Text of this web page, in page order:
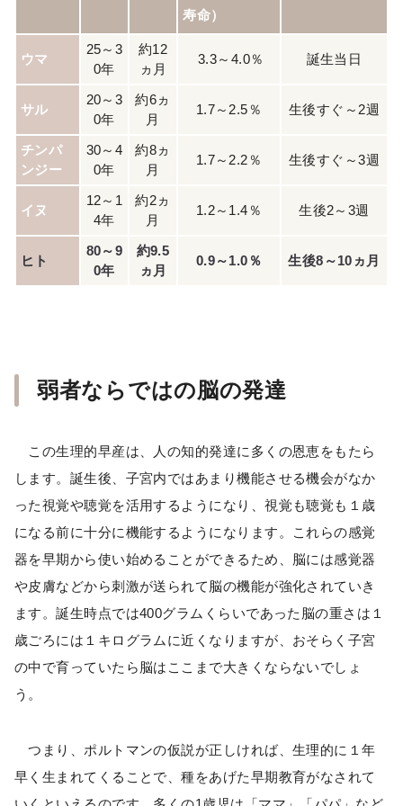
寿命）
ウマ
25～3
0年
約12
ヵ月
3.3～4.0％ 誕生当日
サル
20～3
0年
約6ヵ
月
1.7～2.5％ 生後すぐ～2週
チンパ
ンジー
30～4
0年
約8ヵ
月
1.7～2.2％ 生後すぐ～3週
イヌ
12～1
4年
約2ヵ
月
1.2～1.4％ 生後2～3週
ヒト
80～9
0年
約9.5
ヵ月
0.9～1.0％ 生後8～10ヵ月
弱者ならではの脳の発達
この生理的早産は、人の知的発達に多くの恩恵をもたら
します。誕生後、子宮内ではあまり機能させる機会がなか
った視覚や聴覚を活用するようになり、視覚も聴覚も１歳
になる前に十分に機能するようになります。これらの感覚
器を早期から使い始めることができるため、脳には感覚器
や皮膚などから刺激が送られて脳の機能が強化されていき
ます。誕生時点では400グラムくらいであった脳の重さは１
歳ごろには１キログラムに近くなりますが、おそらく子宮
の中で育っていたら脳はここまで大きくならないでしょ
う。
つまり、ポルトマンの仮説が正しければ、生理的に１年
早く生まれてくることで、種をあげた早期教育がなされて